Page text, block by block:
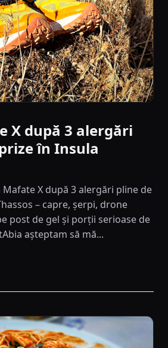
X după 3 alergări
în Insula
Mafate X după 3 alergări pline de
– capre, șerpi, drone
post de gel și porții serioase de
așteptam să mă...